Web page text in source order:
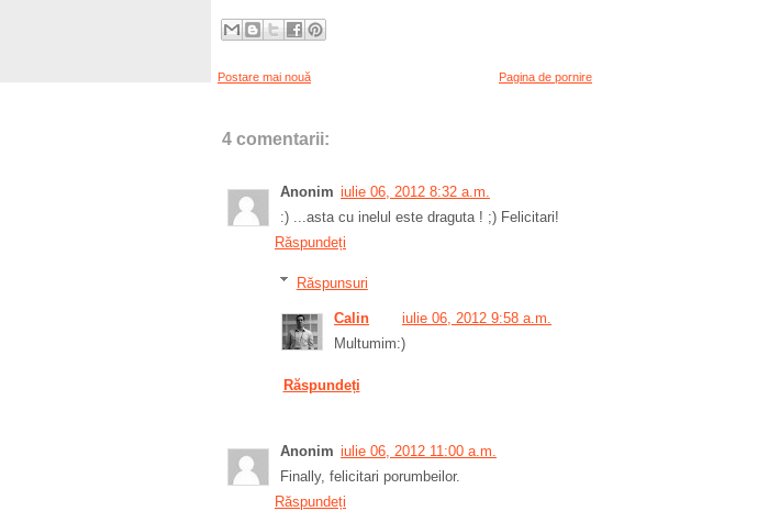
Postare mai nouă Pagina de pornire
4 comentarii:
Anonim iulie 06, 2012 8:32 a.m.
:) ...asta cu inelul este draguta ! ;) Felicitari!
Răspundeți
Răspunsuri
Calin
iulie 06, 2012 9:58 a.m.
Multumim:)
Răspundeți
Anonim iulie 06, 2012 11:00 a.m.
Finally, felicitari porumbeilor.
Răspundeți